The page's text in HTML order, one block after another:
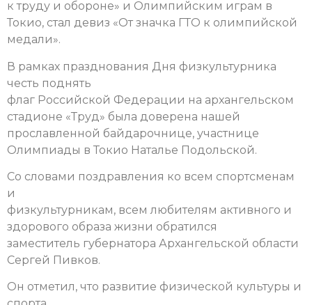
к труду и обороне» и Олимпийским играм в
Токио, стал девиз «От значка ГТО к олимпийской
медали».
В рамках празднования Дня физкультурника
честь поднять
флаг Российской Федерации на архангельском
стадионе «Труд» была доверена нашей
прославленной байдарочнице, участнице
Олимпиады в Токио Наталье Подольской.
Со словами поздравления ко всем спортсменам
и
физкультурникам, всем любителям активного и
здорового образа жизни обратился
заместитель губернатора Архангельской области
Сергей Пивков.
Он отметил, что развитие физической культуры и